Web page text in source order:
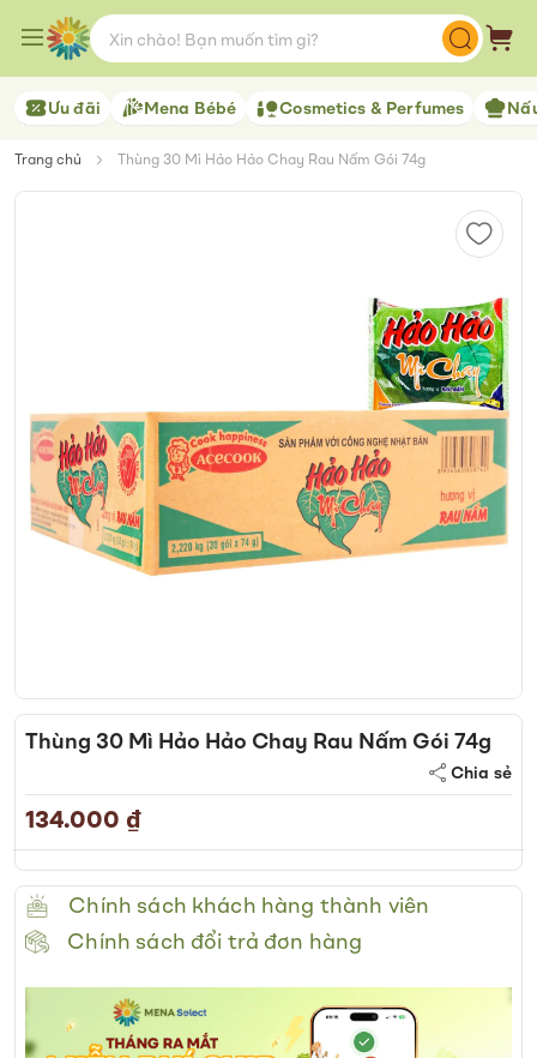
to
Content
Giỏ
Ưu đãi Mena Bébé Cosmetics & Perfumes
Trang chủ Thùng 30 Mì Hảo Hảo Chay Rau Nấm Gói 74g
Skip
Skip
to
of
the
images
gallery
Thùng 30 Mì Hảo Hảo Chay Rau Nấm Gói 74g
Chia sẻ
134.000 ₫
Chính sách khách hàng thành viên
Chính sách đổi trả đơn hàng